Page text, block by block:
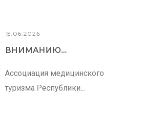
15.06.2026
ВНИМАНИЮ...
Ассоциация медицинского
туризма Республики...